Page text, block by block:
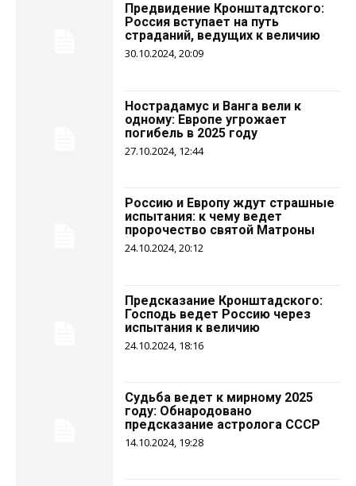
Предвидение Кронштадтского:
Россия вступает на путь
страданий, ведущих к величию
30.10.2024, 20:09
Нострадамус и Ванга вели к
одному: Европе угрожает
погибель в 2025 году
27.10.2024, 12:44
Россию и Европу ждут страшные
испытания: к чему ведет
пророчество святой Матроны
24.10.2024, 20:12
Предсказание Кронштадского:
Господь ведет Россию через
испытания к величию
24.10.2024, 18:16
Судьба ведет к мирному 2025
году: Обнародовано
предсказание астролога СССР
14.10.2024, 19:28